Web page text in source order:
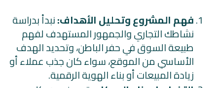
فهم المشروع وتحليل الأهداف:نبدأ بدراسة
نشاطك التجاري والجمهور المستهدف لفهم
طبيعة السوق في حفر الباطن، وتحديد الهدف
الأساسي من الموقع، سواء كان جذب عملاء أو
زيادة المبيعات أو بناء الهوية الرقمية.